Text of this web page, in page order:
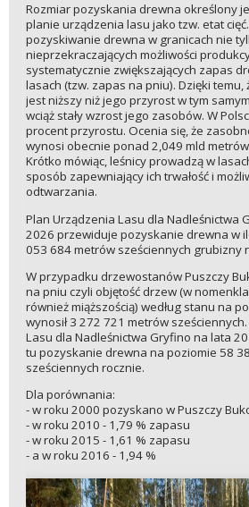
Rozmiar pozyskania drewna określony
planie urządzenia lasu jako tzw. etat
pozyskiwanie drewna w granicach nie
nieprzekraczających możliwości
systematycznie zwiększających zapas
lasach (tzw. zapas na pniu). Dzięki
jest niższy niż jego przyrost w tym
wciąż stały wzrost jego zasobów. W
procent przyrostu. Ocenia się, że
wynosi obecnie ponad 2,049 mld
Krótko mówiąc, leśnicy prowadzą w
sposób zapewniający ich trwałość i
odtwarzania.
Plan Urządzenia Lasu dla Nadleśnictwa
2026 przewiduje pozyskanie drewna w
053 684 metrów sześciennych grubizny
W przypadku drzewostanów Puszczy
na pniu czyli objętość drzew (w
również miąższością) według stanu na
wynosił 3 272 721 metrów
Lasu dla Nadleśnictwa Gryfino na lata
tu pozyskanie drewna na poziomie 58
sześciennych rocznie.
Dla porównania:
- w roku 2000 pozyskano w Puszczy
- w roku 2010 - 1,79 % zapasu
- w roku 2015 - 1,61 % zapasu
- a w roku 2016 - 1,94 %